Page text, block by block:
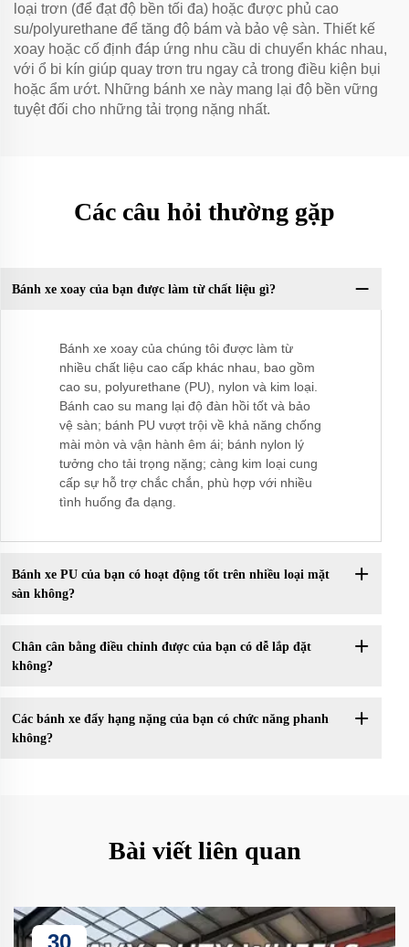
loại trơn (để đạt độ bền tối đa) hoặc được phủ cao
su/polyurethane để tăng độ bám và bảo vệ sàn. Thiết kế
xoay hoặc cố định đáp ứng nhu cầu di chuyển khác nhau,
với ổ bi kín giúp quay trơn tru ngay cả trong điều kiện bụi
hoặc ẩm ướt. Những bánh xe này mang lại độ bền vững
tuyệt đối cho những tải trọng nặng nhất.
Các câu hỏi thường gặp
Bánh xe xoay của bạn được làm từ chất liệu gì?
Bánh xe xoay của chúng tôi được làm từ
nhiều chất liệu cao cấp khác nhau, bao gồm
cao su, polyurethane (PU), nylon và kim loại.
Bánh cao su mang lại độ đàn hồi tốt và bảo
vệ sàn; bánh PU vượt trội về khả năng chống
mài mòn và vận hành êm ái; bánh nylon lý
tưởng cho tải trọng nặng; càng kim loại cung
cấp sự hỗ trợ chắc chắn, phù hợp với nhiều
tình huống đa dạng.
Bánh xe PU của bạn có hoạt động tốt trên nhiều loại mặt
sàn không?
Chân cân bằng điều chỉnh được của bạn có dễ lắp đặt
không?
Các bánh xe đẩy hạng nặng của bạn có chức năng phanh
không?
Bài viết liên quan